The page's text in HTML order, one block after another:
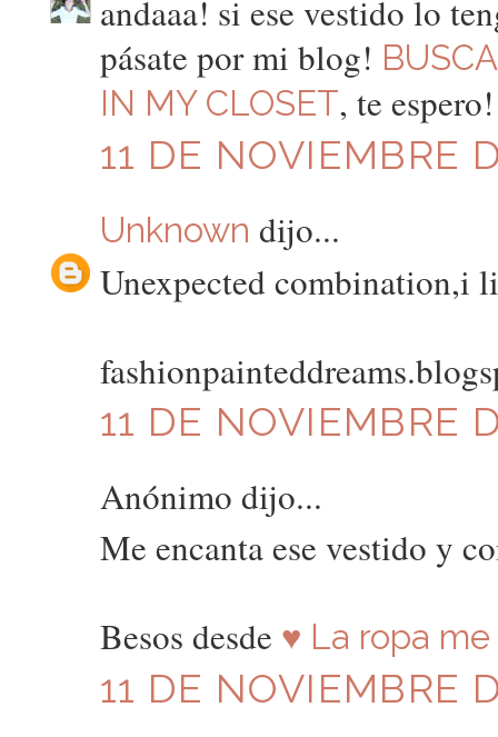
andaaa! si ese vestido lo
pásate por mi blog!
IN MY CLOSET, te
11 DE NOVIEMBRE
Unknown dijo...
Unexpected combination,i
11 DE NOVIEMBRE
Anónimo dijo...
Me encanta ese vestido y
Besos desde ♥ La ropa
11 DE NOVIEMBRE